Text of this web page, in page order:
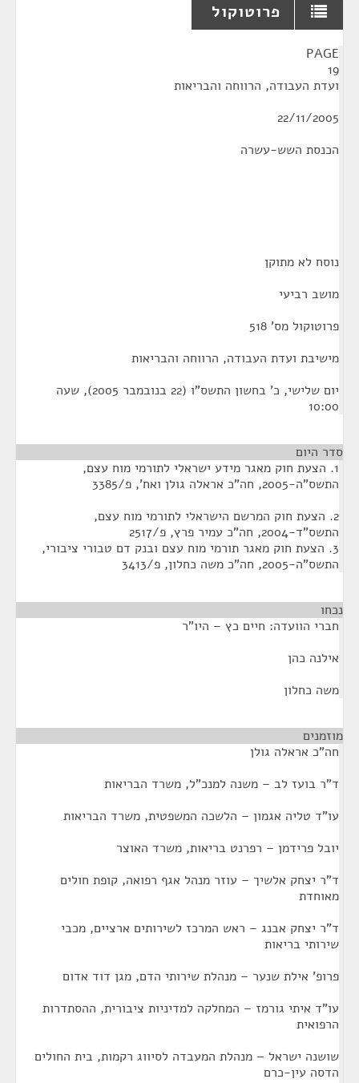
פרוטוקול
PAGE
19
ועדת העבודה, הרווחה והבריאות
22/11/2005
הכנסת השש-עשרה
נוסח לא מתוקן
מושב רביעי
פרוטוקול מס' 518
מישיבת ועדת העבודה, הרווחה והבריאות
יום שלישי, כ' בחשון התשס"ו (22 בנובמבר 2005), שעה
10:00
סדר היום
1. הצעת חוק מאגר מידע ישראלי לתורמי מוח עצם,
התשס"ה-‏2005, חה"כ אראלה גולן ואח', פ/3385
2. הצעת חוק המרשם הישראלי לתורמי מוח עצם,
התשס"ד-2004, חה"כ עמיר פרץ, פ/2517
3. הצעת חוק מאגר תורמי מוח עצם ובנק דם טבורי ציבורי,
התשס"ה-2005, חה"כ משה כחלון, פ/3413
נכחו
חברי הוועדה: חיים כץ – היו"ר
אילנה כהן
משה כחלון
מוזמנים
חה"כ אראלה גולן
ד"ר בועז לב – משנה למנכ"ל, משרד הבריאות
עו"ד טליה אגמון – הלשכה המשפטית, משרד הבריאות
יובל פרידמן – רפרנט בריאות, משרד האוצר
ד"ר יצחק אלשיך – עוזר מנהל אגף רפואה, קופת חולים
מאוחדת
ד"ר יצחק אבנג – ראש המרכז לשירותים ארציים, מכבי
שירותי בריאות
פרופ' אילת שנער – מנהלת שירותי הדם, מגן דוד אדום
עו"ד איתי גורמז – המחלקה למדיניות ציבורית, ההסתדרות
הרפואית
שושנה ישראל – מנהלת המעבדה לסיווג רקמות, בית החולים
הדסה עין-כרם